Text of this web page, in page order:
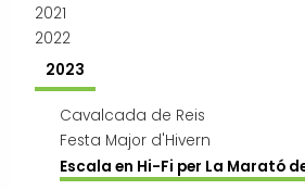
2021
2022
2023
Cavalcada de Reis
Festa Major d'Hivern
Escala en Hi-Fi per La Marató